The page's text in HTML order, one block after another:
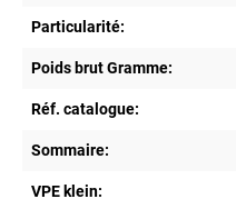
Particularité:
Poids brut Gramme:
Réf. catalogue:
Sommaire:
VPE klein: